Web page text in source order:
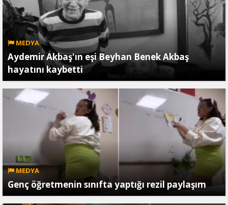
MEDYA
Aydemir Akbaş'ın eşi Beyhan Benek Akbaş
hayatını kaybetti
MEDYA
Genç öğretmenin sınıfta yaptığı rezil paylaşım